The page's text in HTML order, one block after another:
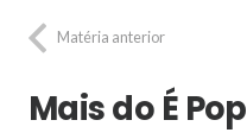
Matéria anterior
Mais do É Pop